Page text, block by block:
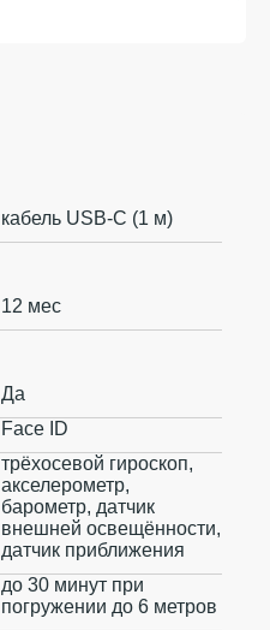
кабель USB-С (1 м)
12 мес
Да
Face ID
трёхосевой гироскоп,
акселерометр,
барометр, датчик
внешней освещённости,
датчик приближения
до 30 минут при
погружении до 6 метров